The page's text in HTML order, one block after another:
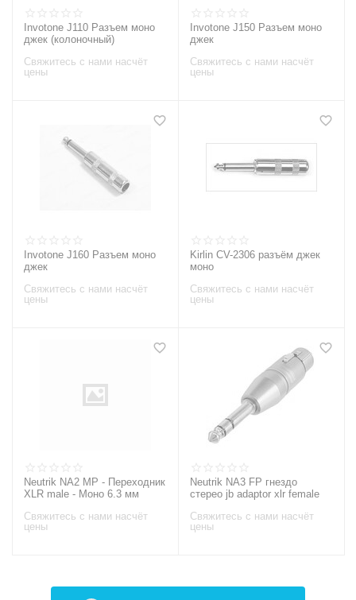
Invotone J110 Разъем моно
джек (колоночный)
Свяжитесь с нами насчёт
цены
Invotone J150 Разъем моно
джек
Свяжитесь с нами насчёт
цены
Invotone J160 Разъем моно
джек
Свяжитесь с нами насчёт
цены
Kirlin CV-2306 разъём джек
моно
Свяжитесь с нами насчёт
цены
Neutrik NA2 MP - Переходник
XLR male - Моно 6.3 мм
Свяжитесь с нами насчёт
цены
Neutrik NA3 FP гнездо
стерео jb adaptor xlr female
Свяжитесь с нами насчёт
цены